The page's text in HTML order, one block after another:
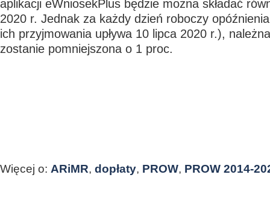
aplikacji eWniosekPlus będzie można składać
2020 r. Jednak za każdy dzień roboczy
ich przyjmowania upływa 10 lipca 2020 r.),
zostanie pomniejszona o 1 proc.
Więcej o: ARiMR, dopłaty, PROW, PROW 2014-